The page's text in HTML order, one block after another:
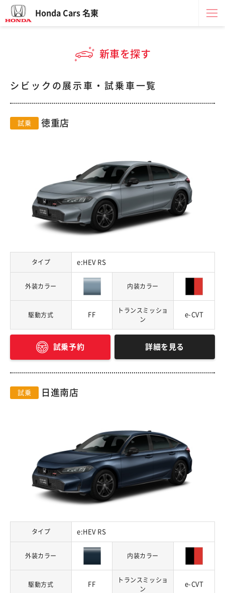
Honda Cars 名東
新車を探す
シビックの展示車・試乗車一覧
試乗 徳重店
タイプ e:HEV RS
外装カラー 内装カラー
駆動方式 FF
トランスミッショ
ン
e-CVT
試乗予約 詳細を見る
試乗 日進南店
タイプ e:HEV RS
外装カラー 内装カラー
駆動方式 FF
トランスミッショ
ン
e-CVT